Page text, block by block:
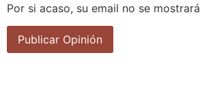
Por si acaso, su email no se mostrará